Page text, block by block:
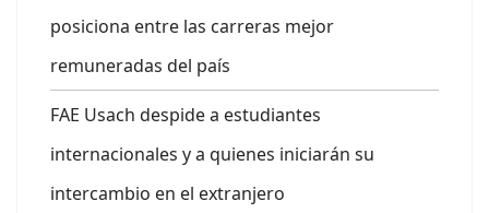
posiciona entre las carreras mejor
remuneradas del país
FAE Usach despide a estudiantes
internacionales y a quienes iniciarán su
intercambio en el extranjero